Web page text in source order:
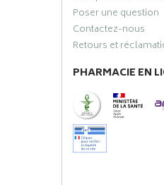
Poser une question
Contactez-nous
Retours et
PHARMACIE EN